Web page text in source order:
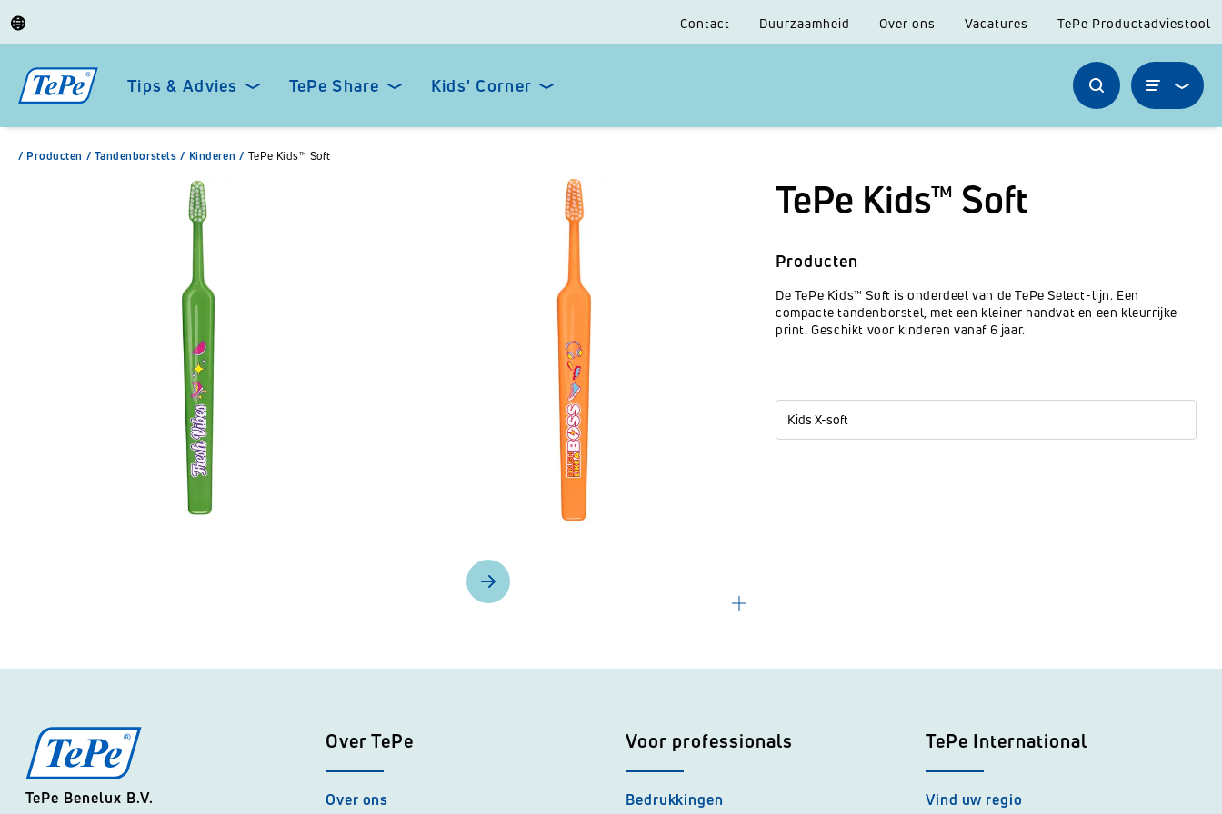
Contact Duurzaamheid Over ons Vacatures TePe Productadviestool
Tips & Advies TePe Share Kids' Corner
/ Producten / Tandenborstels / Kinderen / TePe Kids™ Soft
TePe Kids™ Soft
Producten
De TePe Kids™ Soft is onderdeel van de TePe Select-lijn. Een
compacte tandenborstel, met een kleiner handvat en een kleurrijke
print. Geschikt voor kinderen vanaf 6 jaar.
Kids X-soft
TePe Benelux B.V.
Over TePe
Over ons
Voor professionals
Bedrukkingen
TePe International
Vind uw regio